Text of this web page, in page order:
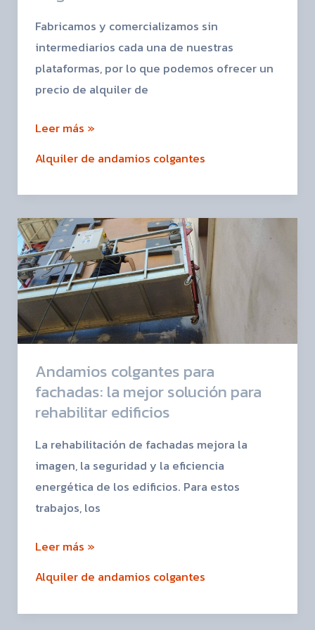
Fabricamos y comercializamos sin
intermediarios cada una de nuestras
plataformas, por lo que podemos ofrecer un
precio de alquiler de
Leer más »
Alquiler de andamios colgantes
Andamios colgantes para
fachadas: la mejor solución para
rehabilitar edificios
La rehabilitación de fachadas mejora la
imagen, la seguridad y la eficiencia
energética de los edificios. Para estos
trabajos, los
Andamios
colgantes
para
fachadas:
la
mejor
para
rehabilitar
edificios
Leer más »
Alquiler de andamios colgantes